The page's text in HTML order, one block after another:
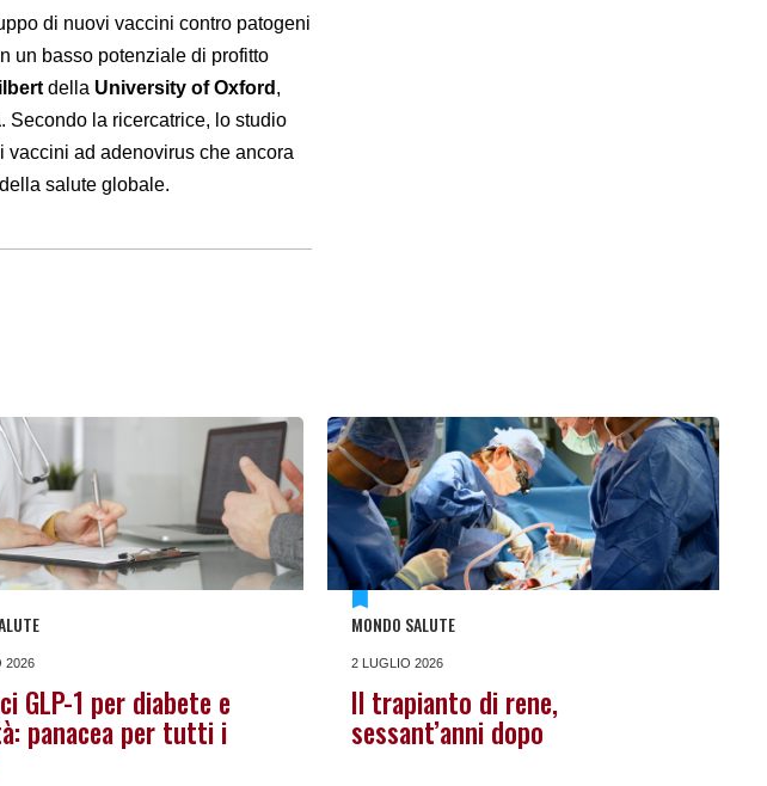
di nuovi vaccini contro patogeni
un basso potenziale di profitto
della University of Oxford ,
. Secondo la ricercatrice, lo studio
ad adenovirus che ancora
salute globale.
2026
GLP-1 per diabete e
panacea per tutti i
MONDO SALUTE
2 LUGLIO 2026
Il trapianto di rene,
sessant’anni dopo